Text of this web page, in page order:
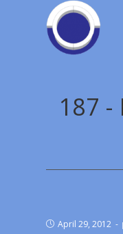
187
April 29, 2012